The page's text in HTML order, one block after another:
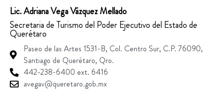
Lic. Adriana Vega Vázquez Mellado
Secretaria de Turismo del Poder Ejecutivo del Estado de
Querétaro
Paseo de las Artes 1531-B, Col. Centro Sur, C.P. 76090,
Santiago de Querétaro, Qro.
442-238-6400 ext. 6416
avegav@queretaro.gob.mx